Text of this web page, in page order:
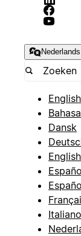
Nederlands
Dansk
Italiano